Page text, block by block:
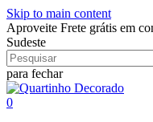
Skip to main content
Aproveite Frete grátis em
Sudeste
para fechar
Close
Search
search
account
0